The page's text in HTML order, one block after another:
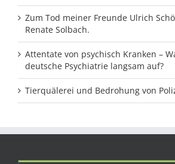
Zum Tod meiner Freunde Ulrich
Renate Solbach.
Attentate von psychisch Kranken –
deutsche Psychiatrie langsam auf?
Tierquälerei und Bedrohung von